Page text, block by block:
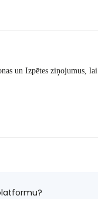
un Izpētes ziņojumus,